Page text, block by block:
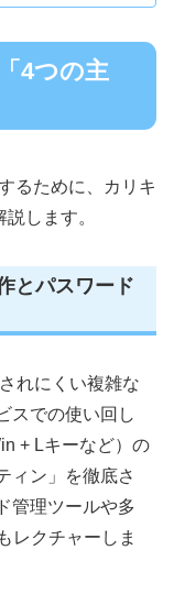
4つの主
るために、カリキ
します。
とパスワード
れにくい複雑な
スでの使い回し
+ Lキーなど）の
ィン」を徹底さ
管理ツールや多
レクチャーしま